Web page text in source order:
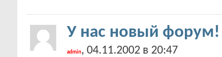
У нас новый форум!
admin, 04.11.2002 в 20:47